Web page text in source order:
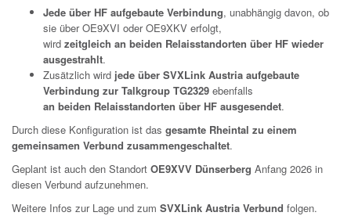
Jede über HF aufgebaute Verbindung, unabhängig davon, ob
sie über OE9XVI oder OE9XKV erfolgt,
wird zeitgleich an beiden Relaisstandorten über HF wieder
ausgestrahlt.
Zusätzlich wird jede über SVXLink Austria aufgebaute
Verbindung zur Talkgroup TG2329 ebenfalls
an beiden Relaisstandorten über HF ausgesendet.
Durch diese Konfiguration ist das gesamte Rheintal zu einem
gemeinsamen Verbund zusammengeschaltet.
Geplant ist auch den Standort OE9XVV Dünserberg Anfang 2026 in
diesen Verbund aufzunehmen.
Weitere Infos zur Lage und zum SVXLink Austria Verbund folgen.